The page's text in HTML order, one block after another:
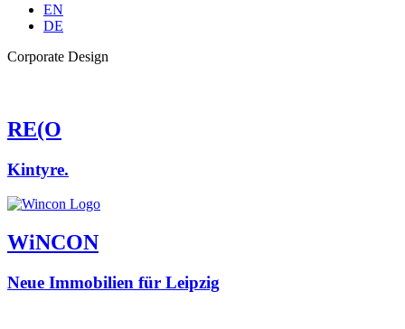
EN
DE
Corporate Design
RE(O
Kintyre.
WiNCON
Neue Immobilien für Leipzig